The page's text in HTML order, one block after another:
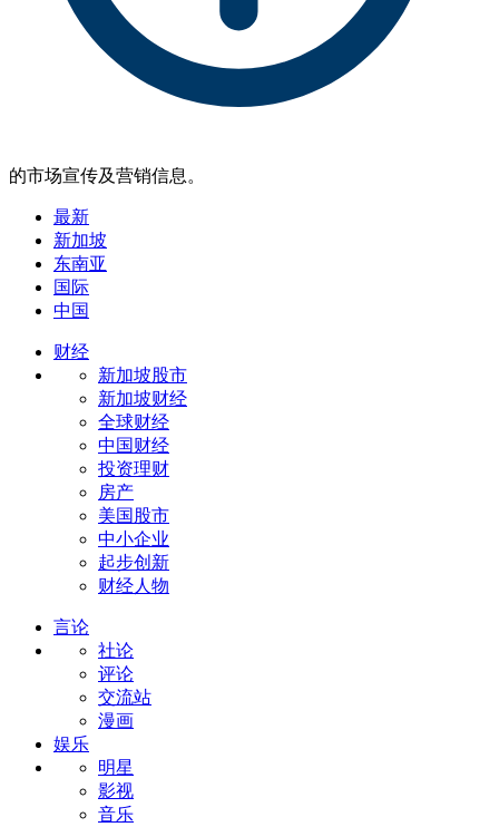
的市场宣传及营销信息。
最新
新加坡
东南亚
国际
中国
财经
新加坡股市
新加坡财经
全球财经
中国财经
投资理财
房产
美国股市
中小企业
起步创新
财经人物
言论
社论
评论
交流站
漫画
娱乐
明星
影视
音乐